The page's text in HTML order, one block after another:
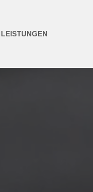
LEISTUNGEN